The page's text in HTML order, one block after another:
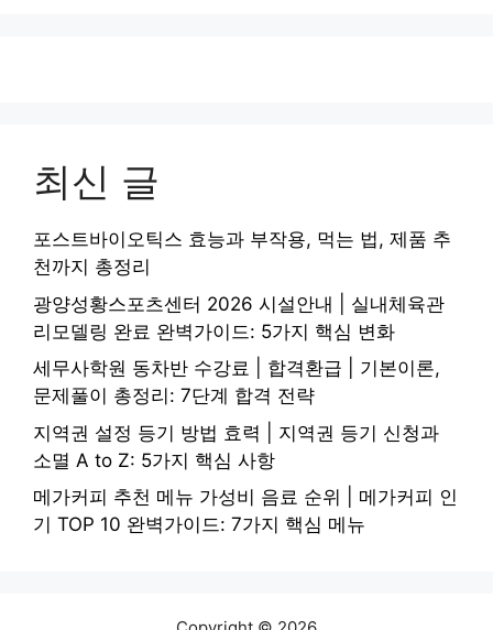
최신 글
포스트바이오틱스 효능과 부작용, 먹는 법, 제품 추
천까지 총정리
광양성황스포츠센터 2026 시설안내 | 실내체육관
리모델링 완료 완벽가이드: 5가지 핵심 변화
세무사학원 동차반 수강료 | 합격환급 | 기본이론,
문제풀이 총정리: 7단계 합격 전략
지역권 설정 등기 방법 효력 | 지역권 등기 신청과
소멸 A to Z: 5가지 핵심 사항
메가커피 추천 메뉴 가성비 음료 순위 | 메가커피 인
기 TOP 10 완벽가이드: 7가지 핵심 메뉴